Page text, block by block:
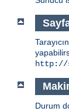
http://
Durum